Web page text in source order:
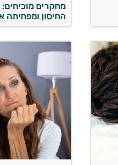
מחקרים
החיסון ומפחיתה